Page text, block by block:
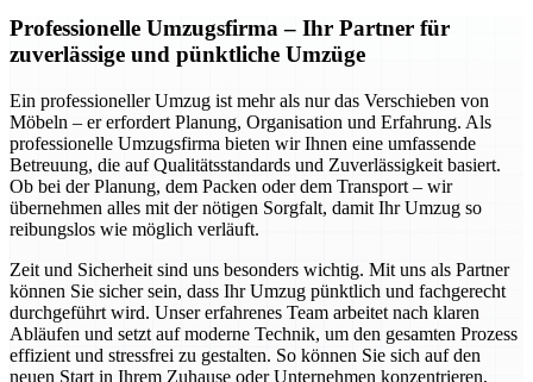
Professionelle Umzugsfirma – Ihr Partner für
zuverlässige und pünktliche Umzüge
Ein professioneller Umzug ist mehr als nur das Verschieben von
Möbeln – er erfordert Planung, Organisation und Erfahrung. Als
professionelle Umzugsfirma bieten wir Ihnen eine umfassende
Betreuung, die auf Qualitätsstandards und Zuverlässigkeit basiert.
Ob bei der Planung, dem Packen oder dem Transport – wir
übernehmen alles mit der nötigen Sorgfalt, damit Ihr Umzug so
reibungslos wie möglich verläuft.
Zeit und Sicherheit sind uns besonders wichtig. Mit uns als Partner
können Sie sicher sein, dass Ihr Umzug pünktlich und fachgerecht
durchgeführt wird. Unser erfahrenes Team arbeitet nach klaren
Abläufen und setzt auf moderne Technik, um den gesamten Prozess
effizient und stressfrei zu gestalten. So können Sie sich auf den
neuen Start in Ihrem Zuhause oder Unternehmen konzentrieren,